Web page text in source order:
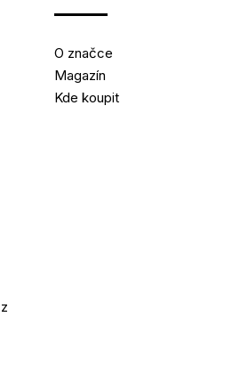
O značce
Magazín
Kde koupit